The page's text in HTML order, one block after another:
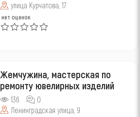
улица Курчатова, 17
нет оценок
Жемчужина, мастерская по
ремонту ювелирных изделий
136
0
Ленинградская улица, 9